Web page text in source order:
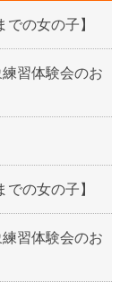
の女の子】
習体験会のお
の女の子】
習体験会のお